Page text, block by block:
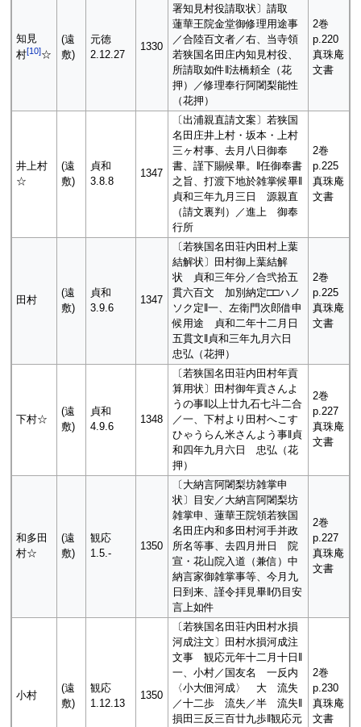
知見
村[10]☆
(遠
敷)
元徳
2.12.27
1330
署知見村役請取状〕請取
蓮華王院金堂御修理用途事
／合陸百文者／右、当寺領
若狭国名田庄内知見村役、
所請取如件‖法橋頼全（花
押）／修理奉行阿闍梨能性
（花押）
2巻
p.220
真珠庵
文書
井上村
☆
(遠
敷)
貞和
3.8.8
1347
〔出浦親直請文案〕若狭国
名田庄井上村・坂本・上村
三ヶ村事、去月八日御奉
書、謹下賜候畢。‖任御奉書
之旨、打渡下地於雑掌候畢‖
貞和三年九月三日 源親直
（請文裏判）／進上 御奉
行所
2巻
p.225
真珠庵
文書
田村
(遠
敷)
貞和
3.9.6
1347
〔若狭国名田荘内田村上葉
結解状〕田村御上葉結解
状 貞和三年分／合弐拾五
貫六百文 加別納定□□ハノ
ソク定‖一、左衛門次郎借申
候用途 貞和二年十二月日
五貫文‖貞和三年九月六日
忠弘（花押）
2巻
p.225
真珠庵
文書
下村☆
(遠
敷)
貞和
4.9.6
1348
〔若狭国名田荘内田村年貢
算用状〕田村御年貢さんよ
うの事‖以上廿九石七斗二合
／一、下村より田村へこす
ひゃうらん米さんよう事‖貞
和四年九月六日 忠弘（花
押）
2巻
p.227
真珠庵
文書
和多田
村☆
(遠
敷)
観応
1.5.-
1350
〔大納言阿闍梨坊雑掌申
状〕目安／大納言阿闍梨坊
雑掌申、蓮華王院領若狭国
名田庄内和多田村河手并政
所名等事、去四月卅日 院
宣・花山院入道（兼信）中
納言家御雑掌事等、今月九
日到来、謹令拝見畢‖仍目安
言上如件
2巻
p.227
真珠庵
文書
小村
(遠
敷)
観応
1.12.13
1350
〔若狭国名田荘内田村水損
河成注文〕田村水損河成注
文事 観応元年十二月十日‖
一、小村／国友名 一反内
〈小大佃河成〉 大 流失
／十二歩 流失／半 流失‖
損田三反三百廿九歩‖観応元
2巻
p.230
真珠庵
文書